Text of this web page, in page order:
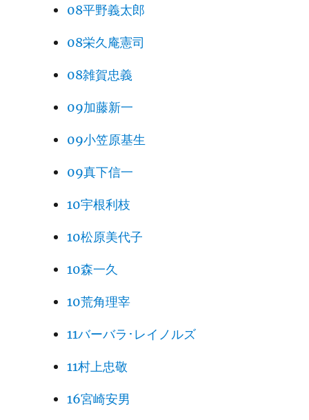
08平野義太郎
08栄久庵憲司
08雑賀忠義
09加藤新一
09小笠原基生
09真下信一
10宇根利枝
10松原美代子
10森一久
10荒角理宰
11バーバラ･レイノルズ
11村上忠敬
16宮崎安男